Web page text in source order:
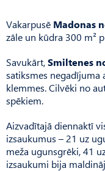
Vakarpusē Madonas
zāle un kūdra 300 m²
Savukārt,Smiltenes
satiksmes negadījuma
klemmes. Cilvēki no
spēkiem.
Aizvadītajā diennaktī
izsaukumus – 21 uz
meža ugunsgrēki, 41
izsaukumi bija